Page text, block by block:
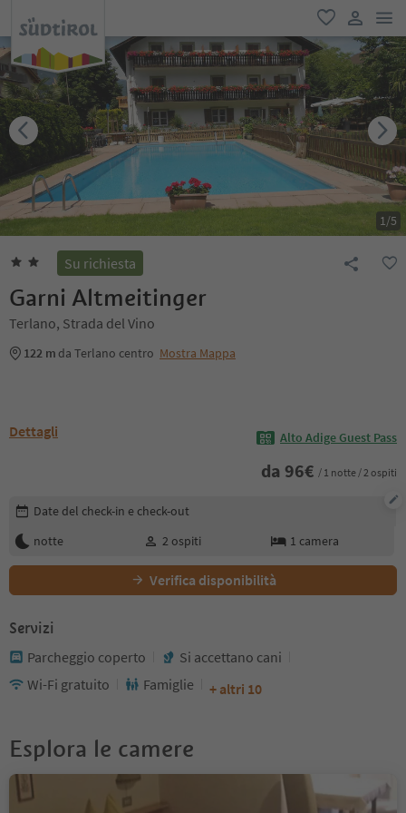
favoriti
user link
1/5
Su richiesta
Garni Altmeitinger
Terlano, Strada del Vino
122 m da Terlano centro Mostra Mappa
Dettagli Alto Adige Guest Pass
da 96€ / 1 notte / 2 ospiti
Modifica i dettagli della prenotazione
Date del check-in e check-out
notte
2 ospiti 1 camera
Verifica disponibilità
Servizi
Parcheggio coperto
Si accettano cani
Wi-Fi gratuito
Famiglie + altri 10
Esplora le camere